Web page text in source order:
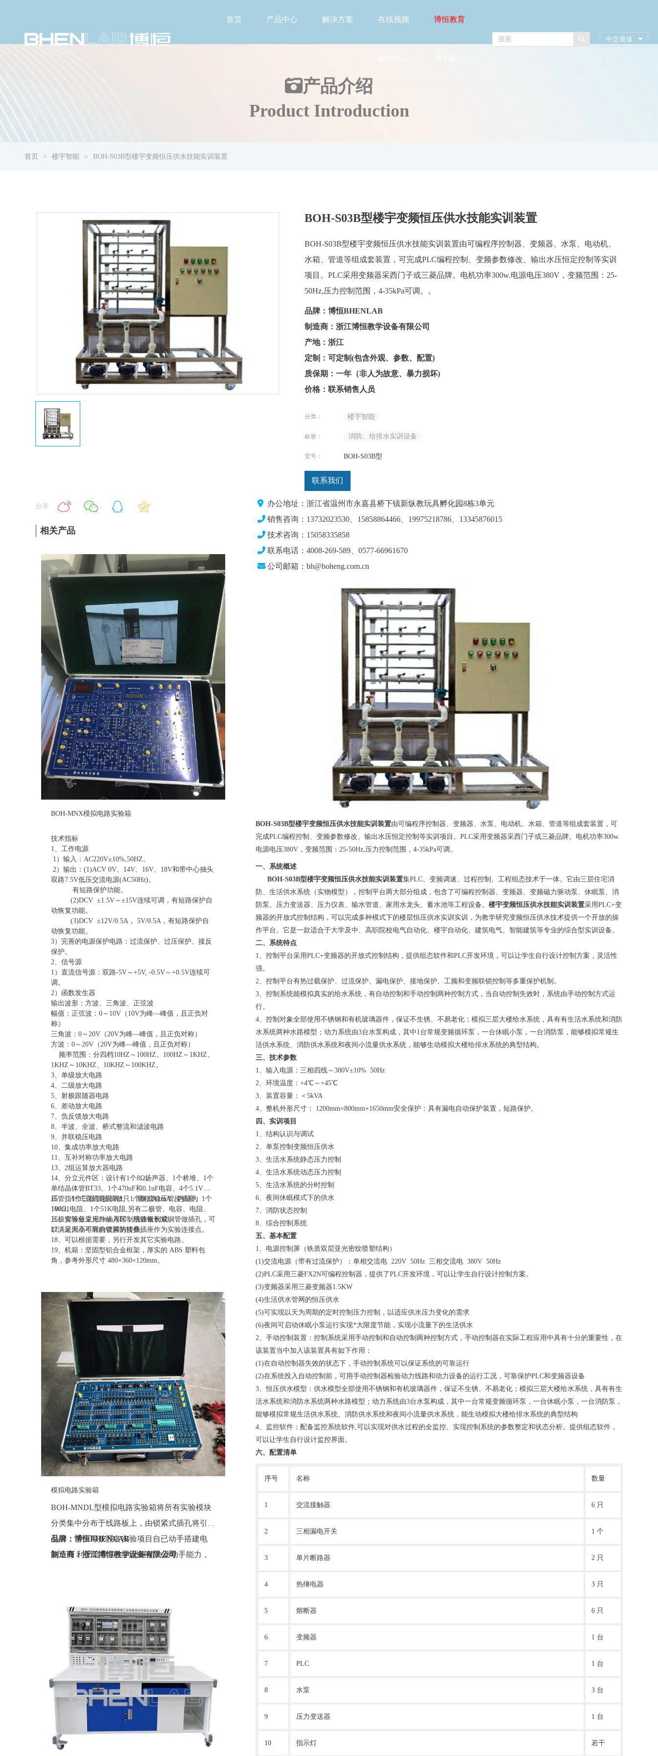
首页 产品中心 解决方案 在线视频 博恒教育
中文简体
产品介绍
Product Introduction
首页 楼宇智能 BOH-S03B型楼宇变频恒压供水技能实训装置
BOH-S03B型楼宇变频恒压供水技能实训装置
BOH-S03B型楼宇变频恒压供水技能实训装置由可编程序控制器、变频器、水泵、电动机、
水箱、管道等组成套装置，可完成PLC编程控制、变频参数修改、输出水压恒定控制等实训
项目。PLC采用变频器采西门子或三菱品牌。电机功率300w.电源电压380V，变频范围：25-
50Hz,压力控制范围，4-35kPa可调。。
品牌：博恒BHENLAB
制造商：浙江博恒教学设备有限公司
产地：浙江
定制：可定制(包含外观、参数、配置)
质保期：一年（非人为故意、暴力损坏)
价格：联系销售人员
分类： 楼宇智能
标签： 消防、给排水实训设备
货号： BOH-S03B型
联系我们
分享
相关产品
BOH-MNX模拟电路实验箱
技术指标
1、工作电源
1）输入：AC220V±10%,50HZ。
2）输出：(1)ACV 0V、14V、16V、18V和带中心抽头
双路7.5V低压交流电源(AC50Hz)。
有短路保护功能。
(2)DCV ±1.5V～±15V连续可调，有短路保护自
动恢复功能。
(3)DCV ±12V/0.5A， 5V/0.5A，有短路保护自
动恢复功能。
3）完善的电源保护电路：过流保护、过压保护、接反
保护。
2、信号源
1）直流信号源：双路-5V～+5V, -0.5V～+0.5V连续可
调。
2）函数发生器
输出波形：方波、三角波、正弦波
幅值：正弦波：0～10V（10V为峰—峰值，且正负对
称）
三角波：0～20V（20V为峰—峰值，且正负对称）
方波：0～20V（20V为峰—峰值，且正负对称）
频率范围：分四档10HZ～100HZ、100HZ～1KHZ、
1KHZ～10KHZ、10KHZ～100KHZ。
3、单级放大电路
4、二级放大电路
5、射极跟随器电路
6、差动放大电路
7、负反馈放大电路
8、半波、全波、桥式整流和滤波电路
9、并联稳压电路
10、集成功率放大电路
11、互补对称功率放大电路
13、2组运算放大器电路
14、分立元件区：设计有1个8Ω扬声器、1个桥堆、1个
单结晶体管BT33、1个470uF和0.1uF电容、4个5.1V稳
压管、1个三极管接插做、1个集成稳压管接插座、1个
1W/51电阻、1个51K电阻,另有二极管、电容、电阻、
三极管等分立元件接入区，用镀银长紫铜管做插孔，可
以满足大小不同的管脚的接插。
15、指针式直流毫安表1只，量程为1mA，内阻为
100Ω。
16、实验板采用2mm厚印制线路板制成。
17、采用高可靠自锁紧防转叠插座作为实验连接点。
18、可以根据需要，另行开发其它实验电路。
19、机箱：坚固型铝合金框架，厚实的 ABS 塑料包
角，参考外形尺寸 480×360×120mm。
模拟电路实验箱
BOH-MNDL型模拟电路实验箱将所有实验模块
分类集中分布于线路板上，由锁紧式插孔将引线
引出，学生可按照各实验项目自已动手搭建电
路，有 利于培养学生的思维能力及动手能力，
品牌：博恒BHENLAB
制造商：浙江博恒教学设备有限公司
价格：联系销售人员
办公地址：浙江省温州市永嘉县桥下镇新纵教玩具孵化园8栋3单元
销售咨询：13732023530、15858864466、19975218786、13345876015
技术咨询：15058335858
联系电话：4008-269-589、0577-66961670
公司邮箱：bh@boheng.com.cn
BOH-S03B型楼宇变频恒压供水技能实训装置由可编程序控制器、变频器、水泵、电动机、水箱、管道等组成套装置，可
完成PLC编程控制、变频参数修改、输出水压恒定控制等实训项目。PLC采用变频器采西门子或三菱品牌。电机功率300w.
电源电压380V，变频范围：25-50Hz,压力控制范围，4-35kPa可调。
一、系统概述
BOH-S03B型楼宇变频恒压供水技能实训装置集PLC、变频调速、过程控制、工程组态技术于一体。它由三层住宅消
防、生活供水系统（实物模型），控制平台两大部分组成，包含了可编程控制器、变频器、变频磁力驱动泵、休眠泵、消
防泵、压力变送器、压力仪表、输水管道、家用水龙头、蓄水池等工程设备。 楼宇变频恒压供水技能实训装置采用PLC+变
频器的开放式控制结构，可以完成多种模式下的楼层恒压供水实训实训，为教学研究变频恒压供水技术提供一个开放的操
作平台。它是一款适合于大学及中、高职院校电气自动化、楼宇自动化、建筑电气、智能建筑等专业的综合型实训设备。
二、系统特点
1、控制平台采用PLC+变频器的开放式控制结构，提供组态软件和PLC开发环境，可以让学生自行设计控制方案，灵活性
强。
2、控制平台有热过载保护、过流保护、漏电保护、接地保护、工频和变频联锁控制等多重保护机制。
3、控制系统能模拟真实的给水系统，有自动控制和手动控制两种控制方式，当自动控制失效时，系统由手动控制方式运
行。
4、控制对象全部使用不锈钢和有机玻璃器件，保证不生锈、不易老化；模拟三层大楼给水系统，具有有生活水系统和消防
水系统两种水路模型；动力系统由3台水泵构成，其中1台常规变频循环泵，一台休眠小泵，一台消防泵，能够模拟常规生
活供水系统、消防供水系统和夜间小流量供水系统，能够生动模拟大楼给排水系统的典型结构。
三、技术参数
1、输入电源：三相四线～380V±10% 50Hz
2、环境温度：+4℃～+45℃
3、装置容量：＜5kVA
4、整机外形尺寸： 1200mm×800mm×1650mm安全保护：具有漏电自动保护装置，短路保护。
四、实训项目
1、结构认识与调试
2、单泵控制变频恒压供水
3、生活水系统静态压力控制
4、生活水系统动态压力控制
5、生活水系统的分时控制
6、夜间休眠模式下的供水
7、消防状态控制
8、综合控制系统
五、基本配置
1、电源控制屏（铁质双层亚光密纹喷塑结构）
(1)交流电源（带有过流保护）：单相交流电 220V 50Hz 三相交流电 380V 50Hz
(2)PLC采用三菱FX2N可编程控制器，提供了PLC开发环境，可以让学生自行设计控制方案。
(3)变频器采用三菱变频器1.5KW
(4)生活供水管网的恒压供水
(5)可实现以天为周期的定时控制压力控制，以适应供水压力变化的需求
(6)夜间可启动休眠小泵运行实现*大限度节能，实现小流量下的生活供水
2、手动控制装置：控制系统采用手动控制和自动控制两种控制方式，手动控制器在实际工程应用中具有十分的重要性，在
该装置当中加入该装置具有如下作用：
(1)在自动控制器失效的状态下，手动控制系统可以保证系统的可靠运行
(2)在系统投入自动控制前，可用手动控制器检验动力线路和动力设备的运行工况，可靠保护PLC和变频器设备
3、恒压供水模型：供水模型全部使用不锈钢和有机玻璃器件，保证不生锈、不易老化；模拟三层大楼给水系统，具有有生
活水系统和消防水系统两种水路模型；动力系统由3台水泵构成，其中一台常规变频循环泵，一台休眠小泵，一台消防泵，
能够模拟常规生活供水系统、消防供水系统和夜间小流量供水系统，能生动模拟大楼给排水系统的典型结构
4、监控软件：配备监控系统软件,可以实现对供水过程的全监控。实现控制系统的参数整定和状态分析。提供组态软件，
可以让学生自行设计监控界面。
六、配置清单
序号 名称 数量
1 交流接触器 6 只
2 三相漏电开关 1 个
3 单片断路器 2 只
4 热继电器 3 只
5 熔断器 6 只
6 变频器 1 台
7 PLC 1 台
8 水泵 3 台
9 压力变送器 1 台
10 指示灯 若干